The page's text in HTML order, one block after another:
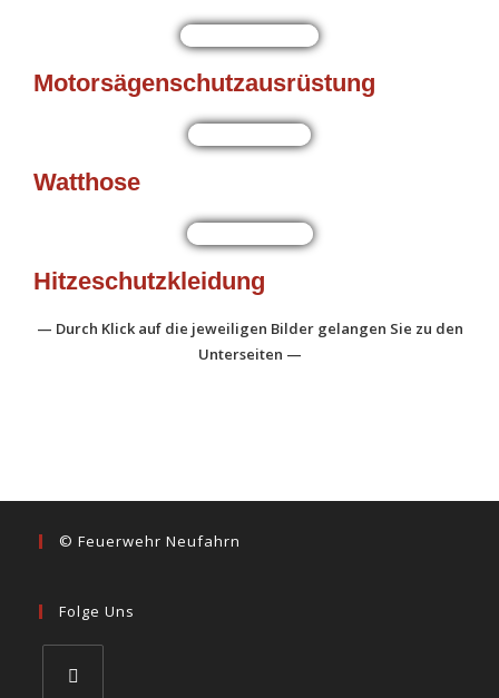
Motorsägenschutzausrüstung
Watthose
Hitzeschutzkleidung
— Durch Klick auf die jeweiligen Bilder gelangen Sie zu den
Unterseiten —
© Feuerwehr Neufahrn
Folge Uns